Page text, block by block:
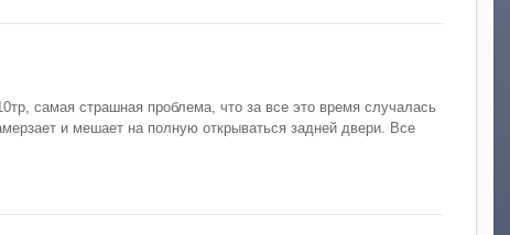
самая страшная проблема, что за все это время случалась
и мешает на полную открываться задней двери. Все